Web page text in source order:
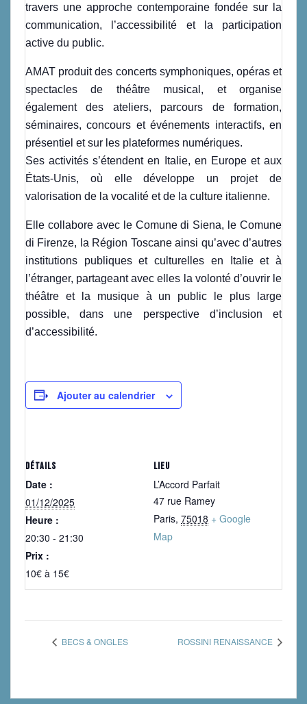
travers une approche contemporaine fondée sur la
communication, l’accessibilité et la participation
active du public.
AMAT produit des concerts symphoniques, opéras et
spectacles de théâtre musical, et organise
également des ateliers, parcours de formation,
séminaires, concours et événements interactifs, en
présentiel et sur les plateformes numériques.
Ses activités s’étendent en Italie, en Europe et aux
États-Unis, où elle développe un projet de
valorisation de la vocalité et de la culture italienne.
Elle collabore avec le Comune di Siena, le Comune
di Firenze, la Région Toscane ainsi qu’avec d’autres
institutions publiques et culturelles en Italie et à
l’étranger, partageant avec elles la volonté d’ouvrir le
théâtre et la musique à un public le plus large
possible, dans une perspective d’inclusion et
d’accessibilité.
Ajouter au calendrier
DÉTAILS
Date :
01/12/2025
Heure :
20:30 - 21:30
Prix :
10€ à 15€
LIEU
L’Accord Parfait
47 rue Ramey
Paris, 75018 + Google
Map
BECS & ONGLES ROSSINI RENAISSANCE